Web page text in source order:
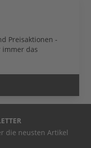
Preisaktionen -
immer das
die neusten Artikel